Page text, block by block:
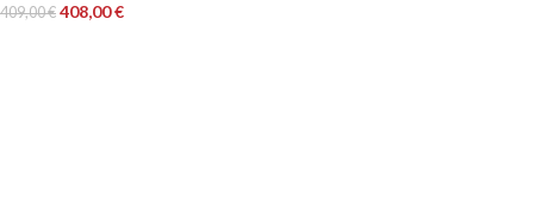
409,00€ 408,00€